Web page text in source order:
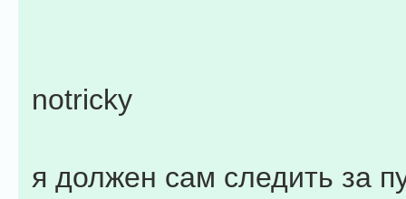
notricky
я должен сам следить за